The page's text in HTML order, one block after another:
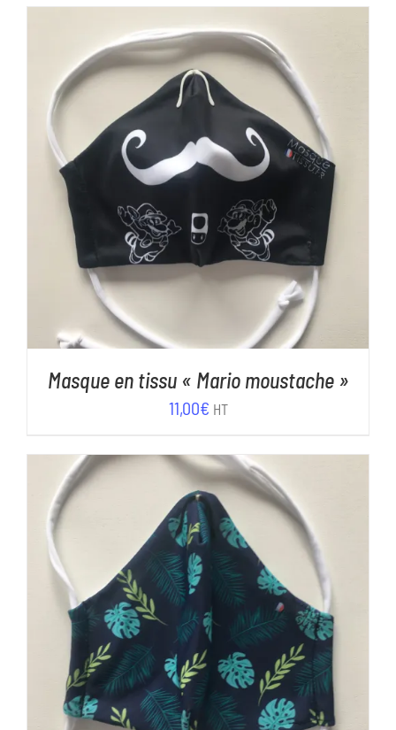
initial
était :
15,00€.
actuel
est :
7,00€.
AJOUTER AU PANIER / DÉTAILS
Masque en tissu « Mario moustache »
11,00€ HT
AJOUTER AU PANIER DÉTAILS